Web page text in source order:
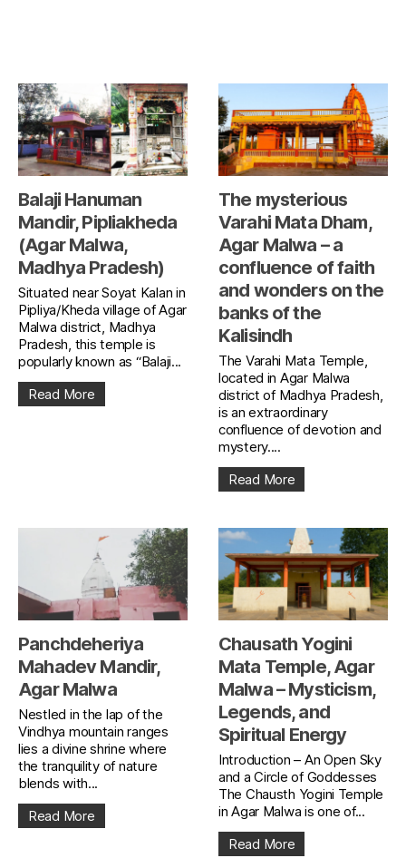
Balaji Hanuman
Mandir, Pipliakheda
(Agar Malwa,
Madhya Pradesh)
Situated near Soyat Kalan in
Pipliya/Kheda village of Agar
Malwa district, Madhya
Pradesh, this temple is
popularly known as “Balaji...
Read More
The mysterious
Varahi Mata Dham,
Agar Malwa – a
confluence of faith
and wonders on the
banks of the
Kalisindh
The Varahi Mata Temple,
located in Agar Malwa
district of Madhya Pradesh,
is an extraordinary
confluence of devotion and
mystery....
Read More
Panchdeheriya
Mahadev Mandir,
Agar Malwa
Nestled in the lap of the
Vindhya mountain ranges
lies a divine shrine where
the tranquility of nature
blends with...
Read More
Chausath Yogini
Mata Temple, Agar
Malwa – Mysticism,
Legends, and
Spiritual Energy
Introduction – An Open Sky
and a Circle of Goddesses
The Chausth Yogini Temple
in Agar Malwa is one of...
Read More